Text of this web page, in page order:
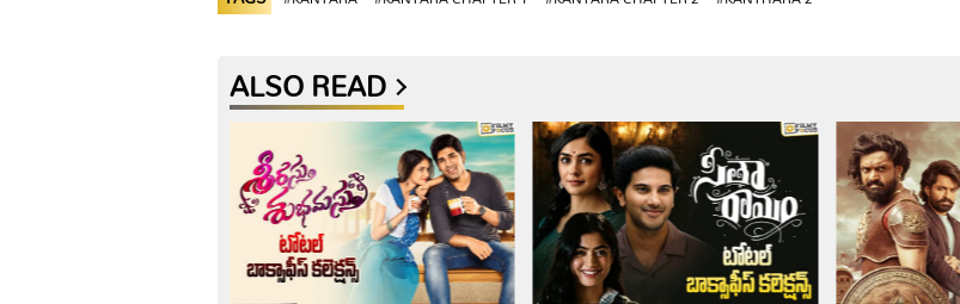
ALSO READ